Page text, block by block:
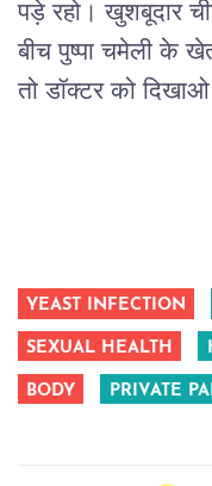
पड़े रहो। खुशबूदार
बीच पुष्पा चमेली के
तो डॉक्टर को
YEAST INFECTION
SEXUAL HEALTH
BODY PRIVATE